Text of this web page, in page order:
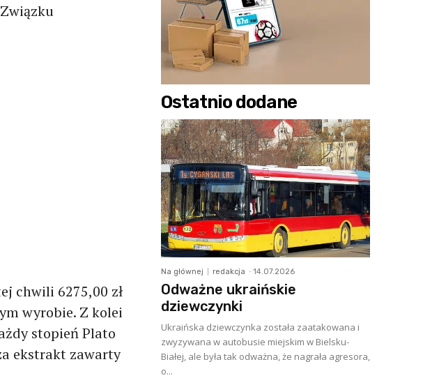
chwili 6275,00 zł
wyrobie. Z kolei
stopień Plato
ekstrakt zawarty
Ostatnio dodane
Na głównej redakcja - 14.07.2026
Odważne ukraińskie
dziewczynki
Ukraińska dziewczynka została zaatakowana i
zwyzywana w autobusie miejskim w Bielsku-
Białej, ale była tak odważna, że nagrała agresora,
o...